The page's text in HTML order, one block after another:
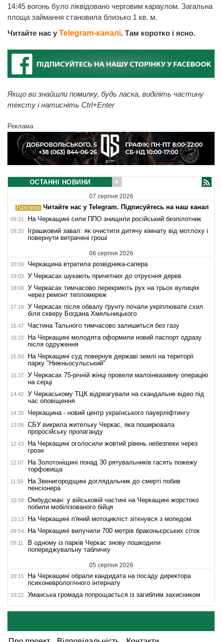
14:45 вогонь було ліквідовано черговим караулом. Загальна
площа займання становила близько 1 кв. м.
Читайте нас у Telegram-каналі. Там коротко і ясно.
Якщо ви знайшли помилку, будь ласка, виділіть частину
тексту і натисніть Ctrl+Enter
Реклама
ОСТАННІ НОВИНИ
07 серпня 2026
Читайте нас у Telegram. Підписуйтесь на наш канал
09:31 На Черкащині сили ППО знищили російський безпілотник
09:20
Іграшковий завал: як очистити дитячу кімнату від мотлоху і
повернути витрачені гроші
06 серпня 2026
20:09 Черкащина втратила розвідника-сапера
19:03 У Черкасах шукають причетних до отруєння дерев
18:08
У Черкасах тимчасово перекриють рух на трьох вулицях
через ремонт тепломереж
17:19
У Черкасах після обвалу ґрунту почали укріплювати схил
біля скверу Богдана Хмельницького
16:47 Частина Тального тимчасово залишиться без газу
16:22
На Черкащині молодята оформили новий паспорт одразу
після одруження
15:50
На Черкащині суд повернув державі землі на території
парку "Нижньосульський"
15:37
У Черкасах 75-річній жінці провели малоінвазивну операцію
на серці
14:42
У Черкаському ТЦК відреагували на скандальне відео під
час оповіщення
14:30 Черкащина - новий центр українського пауерліфтингу
13:06
СБУ викрила жительку Черкас, яка поширювала
проросійську пропаганду
12:43
На Черкащині оголосили жовтий рівень небезпеки через
грози
12:07
На Золотоніщині понад 30 рятувальників гасять пожежу
торфовища
11:59
На Звенигородщині доглядальник до смерті побив
пенсіонера
10:58
Омбудсман: у військовій частині на Черкащині жорстоко
побили мобілізованого бійця
10:13 На Черкащині п'яний мотоцикліст зіткнувся з мопедом
09:54 На Черкащині вилучили 700 метрів браконьєрських сіток
09:11
В одному із парків Черкас знову пошкодили
попереджувальну табличку
05 серпня 2026
20:15
На Черкащині обрали кандидата на посаду директора
психоневрологічного інтернату
19:22 Уманська громада попрощається із загиблим захисником